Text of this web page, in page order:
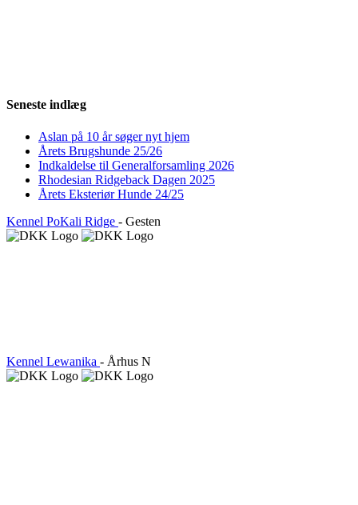
Seneste indlæg
Aslan på 10 år søger nyt hjem
Årets Brugshunde 25/26
Indkaldelse til Generalforsamling 2026
Rhodesian Ridgeback Dagen 2025
Årets Eksteriør Hunde 24/25
Kennel PoKali Ridge - Gesten
Kennel Lewanika - Århus N